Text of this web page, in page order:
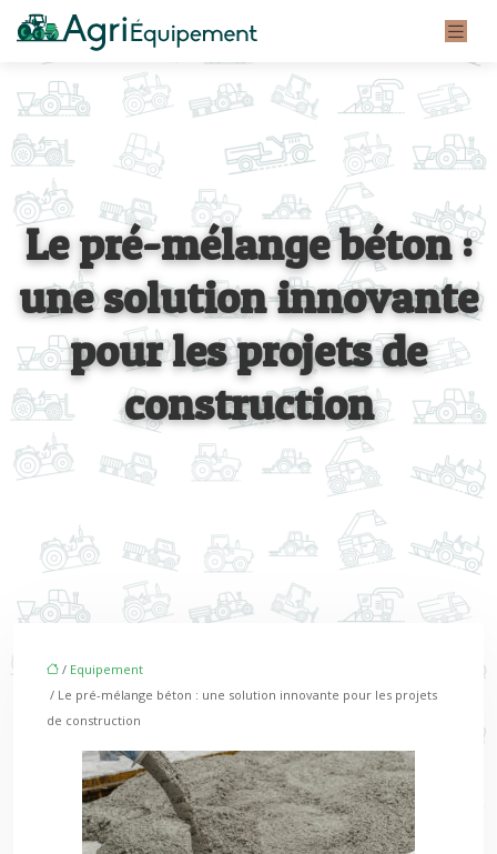
Le pré-mélange béton :
une solution innovante
pour les projets de
construction
/ Equipement
/ Le pré-mélange béton : une solution innovante pour les projets
de construction